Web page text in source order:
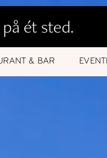
ét sted.
& BAR